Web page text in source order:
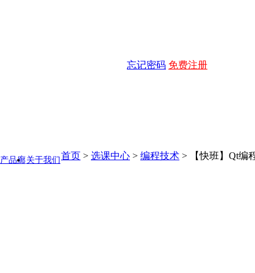
忘记密码 免费注册
产品廊关于我们首页 > 选课中心 > 编程技术 > 【快班】Qt编